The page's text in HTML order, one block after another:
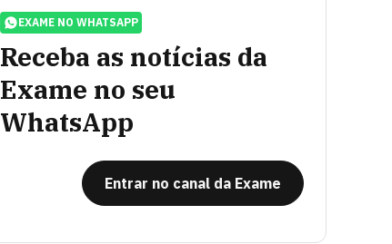
EXAME NO WHATSAPP
Receba as notícias da
Exame no seu
WhatsApp
Entrar no canal da Exame